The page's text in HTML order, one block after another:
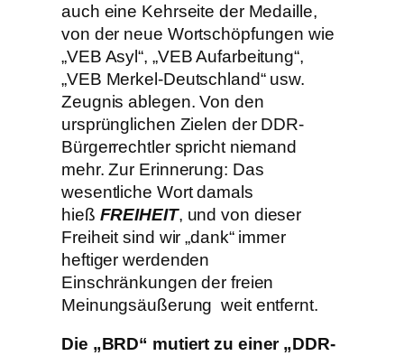
auch eine Kehrseite der Medaille,
von der neue Wortschöpfungen wie
„VEB Asyl“, „VEB Aufarbeitung“,
„VEB Merkel-Deutschland“ usw.
Zeugnis ablegen. Von den
ursprünglichen Zielen der DDR-
Bürgerrechtler spricht niemand
mehr. Zur Erinnerung: Das
wesentliche Wort damals
hieß FREIHEIT, und von dieser
Freiheit sind wir „dank“ immer
heftiger werdenden
Einschränkungen der freien
Meinungsäußerung weit entfernt.
Die „BRD“ mutiert zu einer „DDR-